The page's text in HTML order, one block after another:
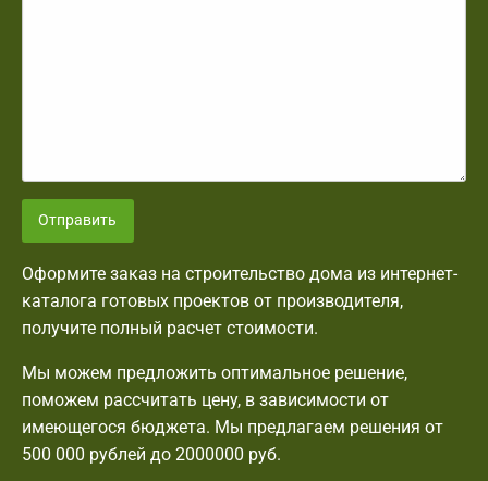
Отправить
Оформите заказ на строительство дома из интернет-
каталога готовых проектов от производителя,
получите полный расчет стоимости.
Мы можем предложить оптимальное решение,
поможем рассчитать цену, в зависимости от
имеющегося бюджета. Мы предлагаем решения от
500 000 рублей до 2000000 руб.